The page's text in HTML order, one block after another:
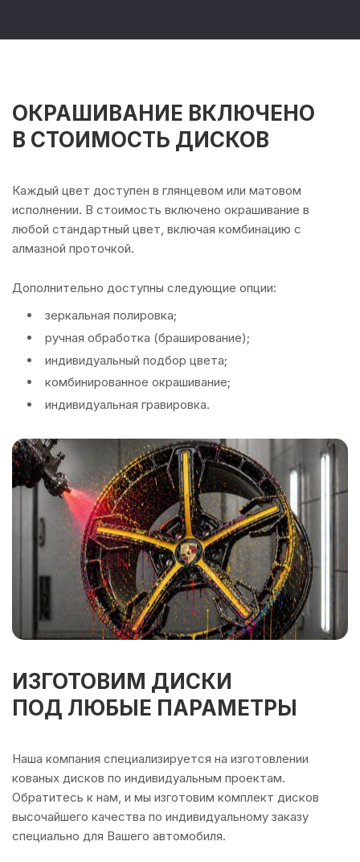
ОКРАШИВАНИЕ ВКЛЮЧЕНО
В СТОИМОСТЬ ДИСКОВ
Каждый цвет доступен в глянцевом или матовом
исполнении. В стоимость включено окрашивание в
любой стандартный цвет, включая комбинацию с
алмазной проточкой.
Дополнительно доступны следующие опции:
зеркальная полировка;
ручная обработка (браширование);
индивидуальный подбор цвета;
комбинированное окрашивание;
индивидуальная гравировка.
ИЗГОТОВИМ ДИСКИ
ПОД ЛЮБЫЕ ПАРАМЕТРЫ
Наша компания специализируется на изготовлении
кованых дисков по индивидуальным проектам.
Обратитесь к нам, и мы изготовим комплект дисков
высочайшего качества по индивидуальному заказу
специально для Вашего автомобиля.